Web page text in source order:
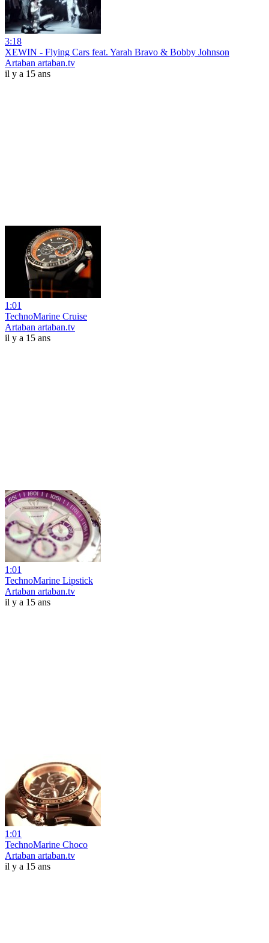
3:18
XEWIN - Flying Cars feat. Yarah Bravo & Bobby Johnson
Artaban artaban.tv
il y a 15 ans
1:01
TechnoMarine Cruise
Artaban artaban.tv
il y a 15 ans
1:01
TechnoMarine Lipstick
Artaban artaban.tv
il y a 15 ans
1:01
TechnoMarine Choco
Artaban artaban.tv
il y a 15 ans